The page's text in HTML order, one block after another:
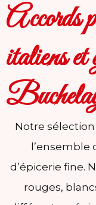
Accords
italiens et
Notre
d’épicerie fine.
rouges,